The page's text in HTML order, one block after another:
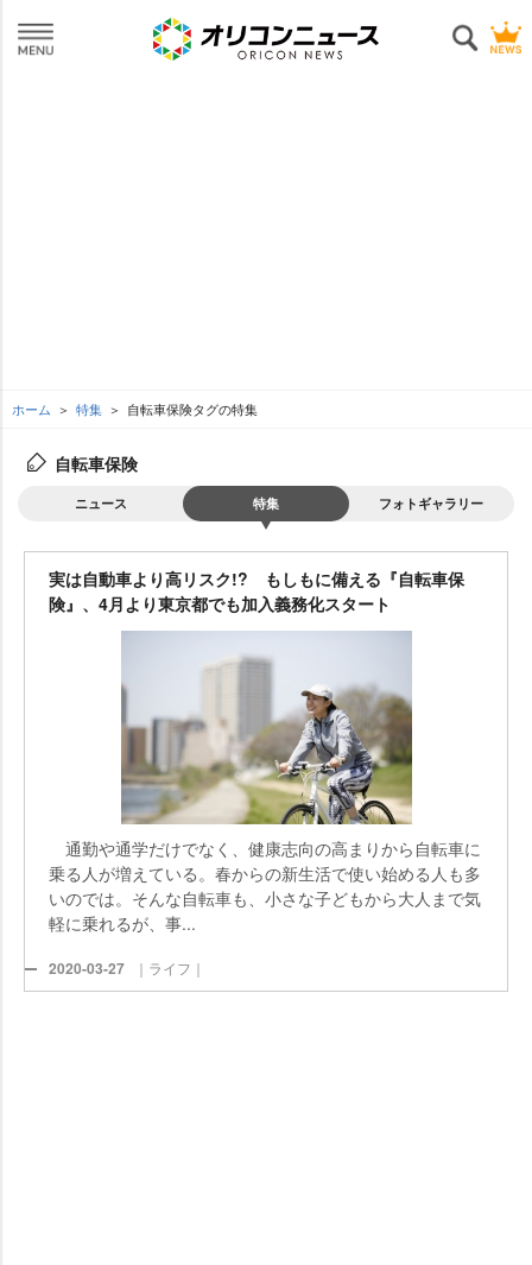
ホーム 特集 自転車保険タグの特集
自転車保険
ニュース 特集 フォトギャラリー
実は自動車より高リスク!? もしもに備える『自転車保
険』、4月より東京都でも加入義務化スタート
通勤や通学だけでなく、健康志向の高まりから自転車に
乗る人が増えている。春からの新生活で使い始める人も多
いのでは。そんな自転車も、小さな子どもから大人まで気
軽に乗れるが、事...
2020-03-27 ｜ライフ｜